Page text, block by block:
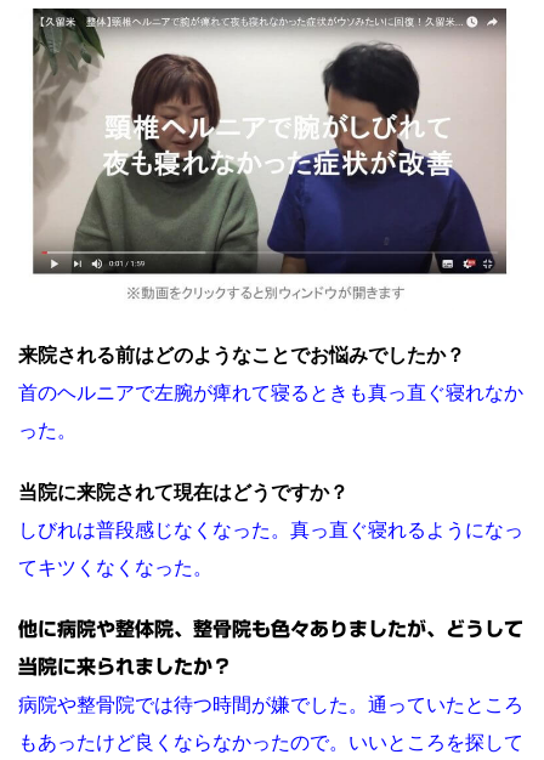
来院される前はどのようなことでお悩みでしたか？
首のヘルニアで左腕が痺れて寝るときも真っ直ぐ寝れなか
った。
当院に来院されて現在はどうですか？
しびれは普段感じなくなった。真っ直ぐ寝れるようになっ
てキツくなくなった。
他に病院や整体院、整骨院も色々ありましたが、どうして
当院に来られましたか？
病院や整骨院では待つ時間が嫌でした。通っていたところ
もあったけど良くならなかったので。いいところを探して